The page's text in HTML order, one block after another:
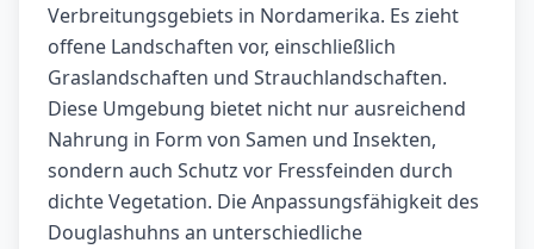
Verbreitungsgebiets in Nordamerika. Es zieht
offene Landschaften vor, einschließlich
Graslandschaften und Strauchlandschaften.
Diese Umgebung bietet nicht nur ausreichend
Nahrung in Form von Samen und Insekten,
sondern auch Schutz vor Fressfeinden durch
dichte Vegetation. Die Anpassungsfähigkeit des
Douglashuhns an unterschiedliche